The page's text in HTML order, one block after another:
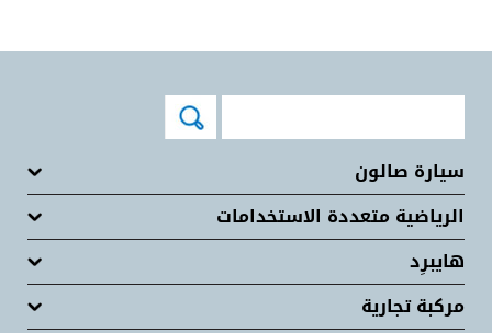
سيارة صالون
الرياضية متعددة الاستخدامات
هايبرِد
مركبة تجارية